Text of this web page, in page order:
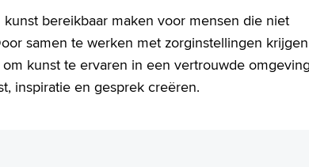
bereikbaar maken voor mensen die niet
samen te werken met zorginstellingen krijgen
kunst te ervaren in een vertrouwde
inspiratie en gesprek creëren.